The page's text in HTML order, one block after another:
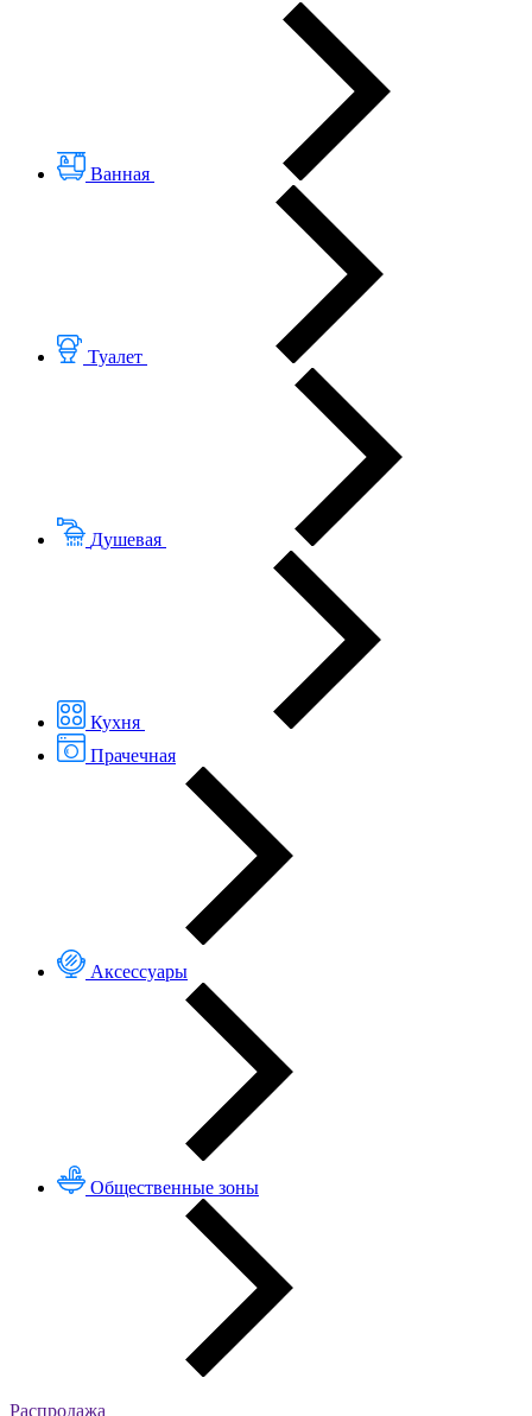
Ванная
Туалет
Душевая
Кухня
Прачечная
Аксессуары
Общественные зоны
Распродажа